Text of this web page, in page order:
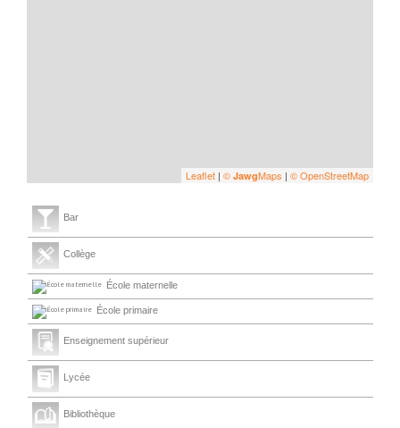
Leaflet | © JawgMaps | © OpenStreetMap
Bar
Collège
École maternelle
École primaire
Enseignement supérieur
Lycée
Bibliothèque